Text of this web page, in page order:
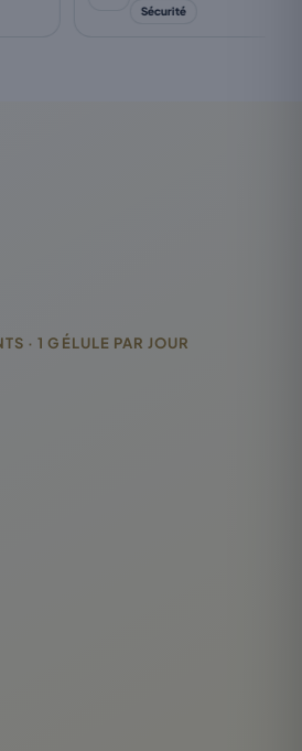
· 1 GÉLULE PAR JOUR